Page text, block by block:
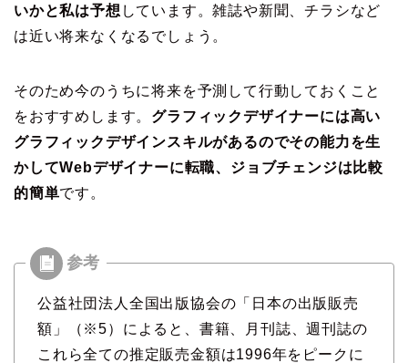
いかと私は予想 しています。雑誌や新聞、チラシなど
は近い将来なくなるでしょう。
そのため今のうちに将来を予測して行動しておくこと
をおすすめします。 グラフィックデザイナーには高い
グラフィックデザインスキルがあるのでその能力を生
かしてWebデザイナーに転職、ジョブチェンジは比較
的簡単です。
公益社団法人全国出版協会の「日本の出版販売
額」（※5）によると、書籍、月刊誌、週刊誌の
これら全ての推定販売金額は1996年をピークに